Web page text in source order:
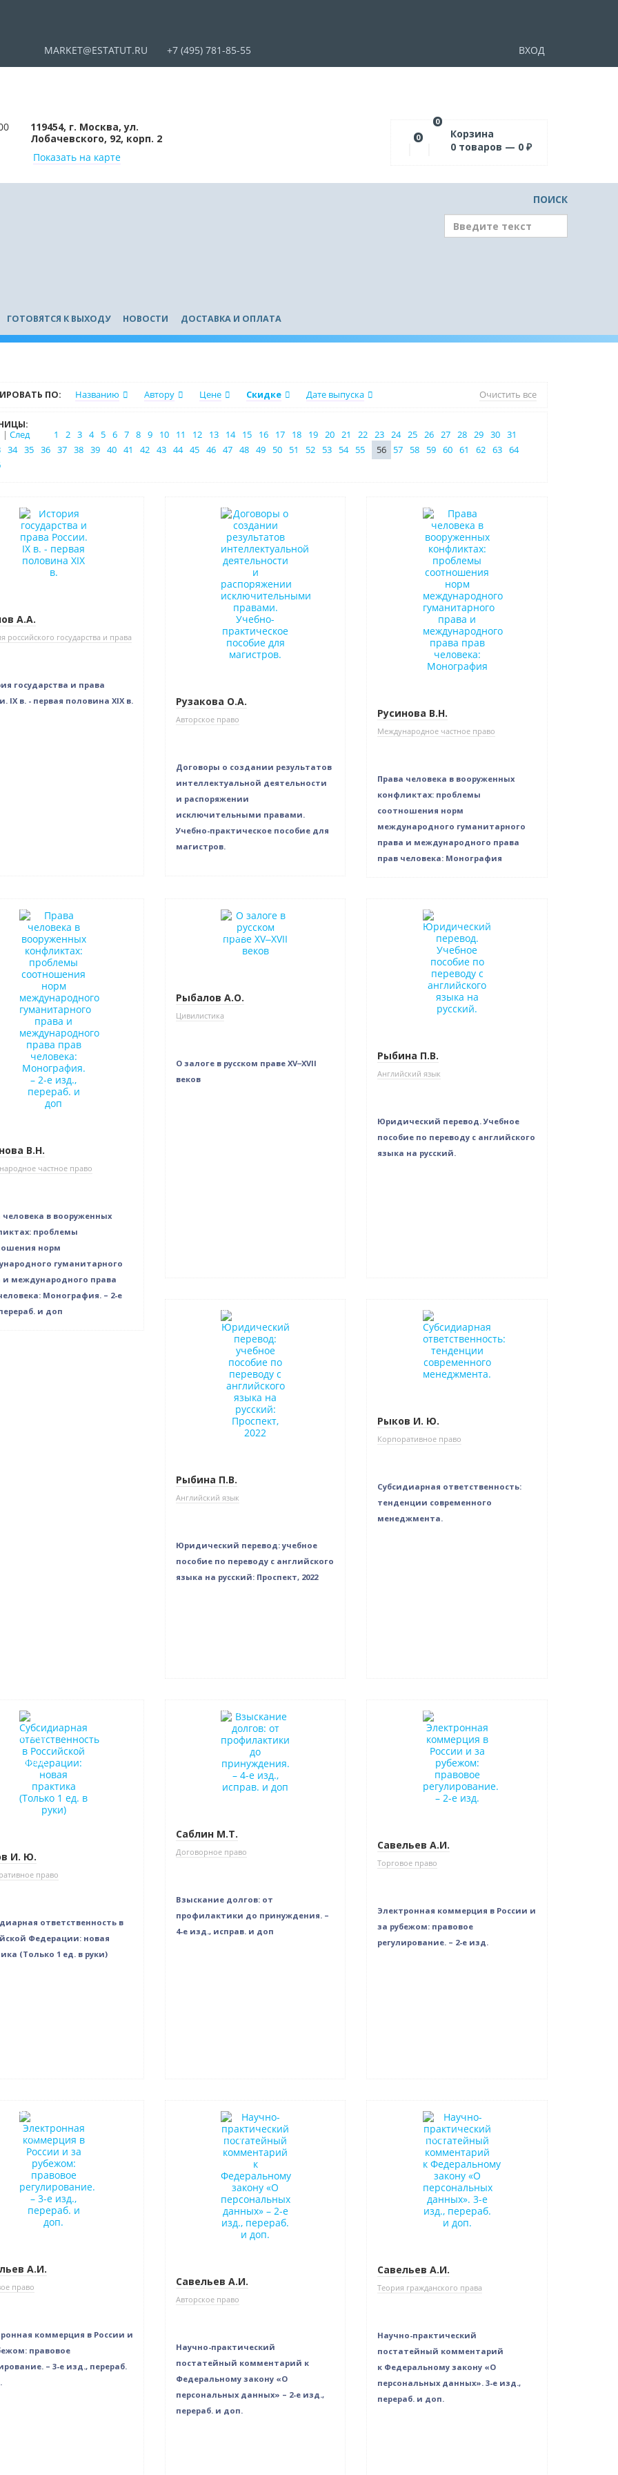
MARKET@ESTATUT.RU +7 (495) 781-85-55 ВХОД
119454, г. Москва, ул.
Лобачевского, 92, корп. 2
Показать на карте
0
0
Корзина
0 товаров — 0 ₽
ГОТОВЯТСЯ К ВЫХОДУ НОВОСТИ ДОСТАВКА И ОПЛАТА
ПОИСК
ПО: Названию Автору Цене Скидке Дате выпуска Очистить все
| След 1 2 3 4 5 6 7 8 9 10 11 12 13 14 15 16 17 18 19 20 21 22 23 24 25 26 27 28 29 30
31
34 35 36 37 38 39 40 41 42 43 44 45 46 47 48 49 50 51 52 53 54 55 56 57 58 59 60 61 62 63
64
наличии
А.А.
российского государства и права
государства и права
IX в. - первая половина XIX в.
Нет в наличии
Рузакова О.А.
Авторское право
Договоры о создании результатов
интеллектуальной деятельности
и распоряжении
исключительными правами.
Учебно-практическое пособие для
магистров.
Нет в наличии
Русинова В.Н.
Международное частное право
Права человека в вооруженных
конфликтах: проблемы
соотношения норм
международного гуманитарного
права и международного права
прав человека: Монография
наличии
В.Н.
частное право
человека в вооруженных
проблемы
норм
гуманитарного
и международного права
Монография. – 2-е
и доп
Нет в наличии
Рыбалов А.О.
Цивилистика
О залоге в русском праве XV‒XVII
веков
Нет в наличии
Рыбина П.В.
Английский язык
Юридический перевод. Учебное
пособие по переводу с английского
языка на русский.
Нет в наличии
Рыбина П.В.
Английский язык
Юридический перевод: учебное
пособие по переводу с английского
языка на русский: Проспект, 2022
Нет в наличии
Рыков И. Ю.
Корпоративное право
Субсидиарная ответственность:
тенденции современного
менеджмента.
наличии
издание
И. Ю.
право
ответственность в
Федерации: новая
(Только 1 ед. в руки)
Нет в наличии
Саблин М.Т.
Договорное право
Взыскание долгов: от
профилактики до принуждения. –
4-е изд., исправ. и доп
Нет в наличии
Савельев А.И.
Торговое право
Электронная коммерция в России и
за рубежом: правовое
регулирование. – 2-е изд.
наличии
А.И.
право
коммерция в России и
правовое
– 3-е изд., перераб.
Нет в наличии
Савельев А.И.
Авторское право
Научно-практический
постатейный комментарий к
Федеральному закону «О
персональных данных» – 2-е изд.,
перераб. и доп.
Нет в наличии
Савельев А.И.
Теория гражданского права
Научно-практический
постатейный комментарий
к Федеральному закону «О
персональных данных». 3-е изд.,
перераб. и доп.